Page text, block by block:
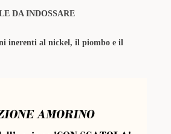
DA INDOSSARE
inerenti al nickel, il piombo e il